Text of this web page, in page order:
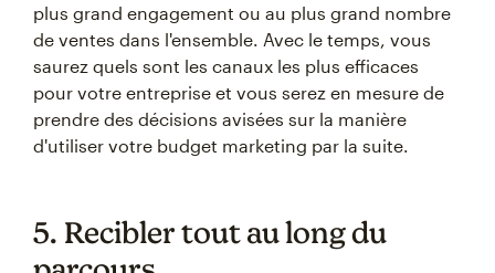
plus grand engagement ou au plus grand nombre
de ventes dans l'ensemble. Avec le temps, vous
saurez quels sont les canaux les plus efficaces
pour votre entreprise et vous serez en mesure de
prendre des décisions avisées sur la manière
d'utiliser votre budget marketing par la suite.
5. Recibler tout au long du